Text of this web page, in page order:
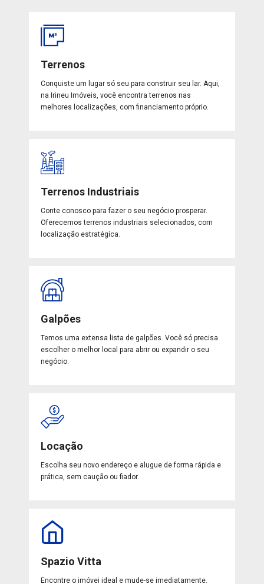
Terrenos
Conquiste um lugar só seu para construir seu lar. Aqui,
na Irineu Imóveis, você encontra terrenos nas
melhores localizações, com financiamento próprio.
Terrenos Industriais
Conte conosco para fazer o seu negócio prosperar.
Oferecemos terrenos industriais selecionados, com
localização estratégica.
Galpões
Temos uma extensa lista de galpões. Você só precisa
escolher o melhor local para abrir ou expandir o seu
negócio.
Locação
Escolha seu novo endereço e alugue de forma rápida e
prática, sem caução ou fiador.
Spazio Vitta
Encontre o imóvei ideal e mude-se imediatamente.